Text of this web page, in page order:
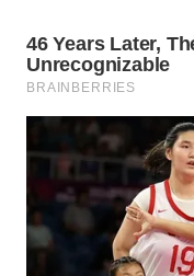
KARAWANG
WN
BEKASI
WN